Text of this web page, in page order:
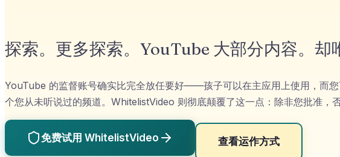
探索。更多探索。YouTube 大部分内容。却
YouTube 的监督账号确实比完全放任要好——孩子可以在主应用上使用，而
个您从未听说过的频道。WhitelistVideo 则彻底颠覆了这一点：除非您批准，
免费试用 WhitelistVideo 查看运作方式